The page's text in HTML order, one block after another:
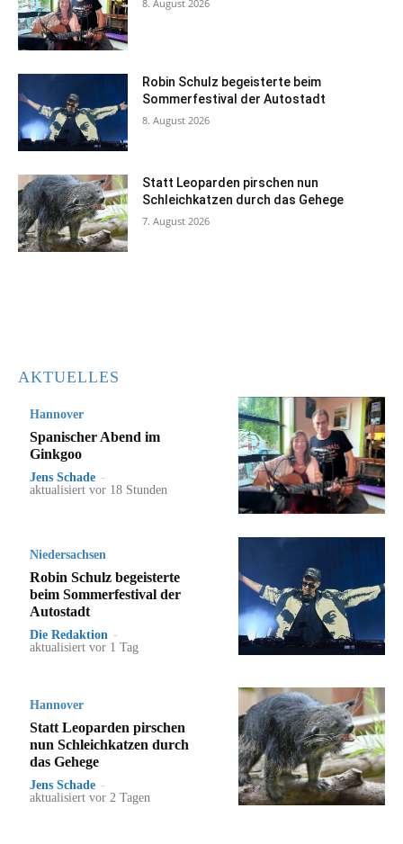
8. August 2026
Robin Schulz begeisterte beim
Sommerfestival der Autostadt
8. August 2026
Statt Leoparden pirschen nun
Schleichkatzen durch das Gehege
7. August 2026
AKTUELLES
Hannover
Spanischer Abend im
Ginkgoo
Jens Schade -
aktualisiert vor 18 Stunden
Niedersachsen
Robin Schulz begeisterte
beim Sommerfestival der
Autostadt
Die Redaktion -
aktualisiert vor 1 Tag
Hannover
Statt Leoparden pirschen
nun Schleichkatzen durch
das Gehege
Jens Schade -
aktualisiert vor 2 Tagen